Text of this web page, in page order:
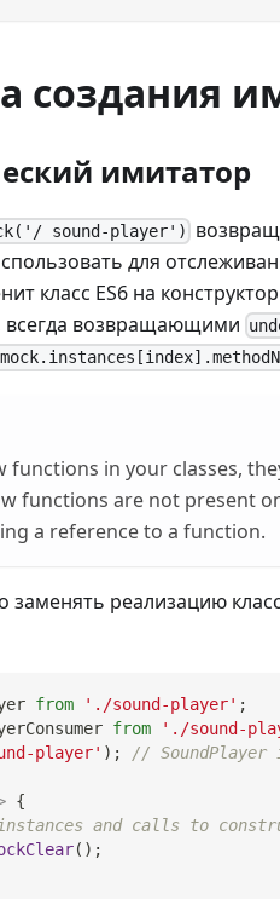
создания
имитатор
sound-player')
для
класс ES6 на
всегда возвращающими
functions in your classes,
functions are not present
a reference to a function.
заменять реализацию
from './sound-player' ;
from './sound-
player' ) ; // SoundPlayer
{
and calls to
( ) ;